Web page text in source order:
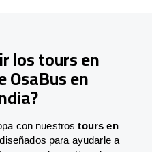
los tours en
OsaBus en
con nuestrostours en
para ayudarle a